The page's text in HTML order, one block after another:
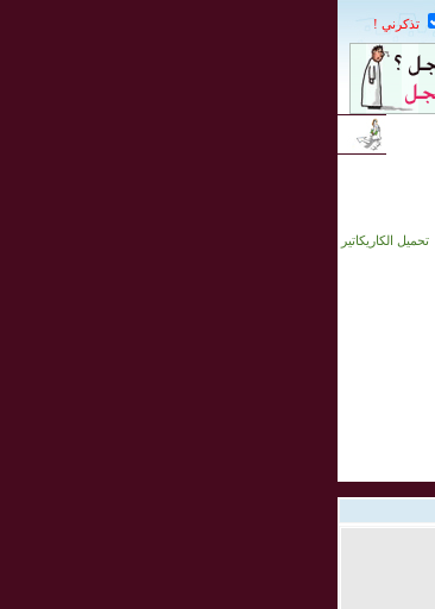
تذكرني !
تحميل الكاريكاتير